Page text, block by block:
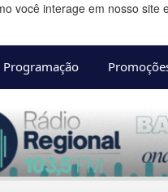
interage em nosso
Programação